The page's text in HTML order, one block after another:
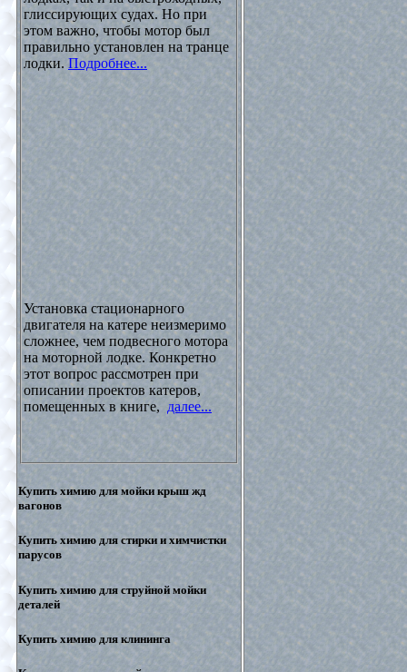
глиссирующих судах. Но при
этом важно, чтобы мотор был
правильно установлен на транце
лодки. Подробнее...
Установка стационарного
двигателя на катере неизмеримо
сложнее, чем подвесного мотора
на моторной лодке. Конкретно
этот вопрос рассмотрен при
описании проектов катеров,
помещенных в книге, далее...
Купить химию для мойки крыш жд
вагонов
Купить химию для стирки и химчистки
парусов
Купить химию для струйной мойки
деталей
Купить химию для клининга